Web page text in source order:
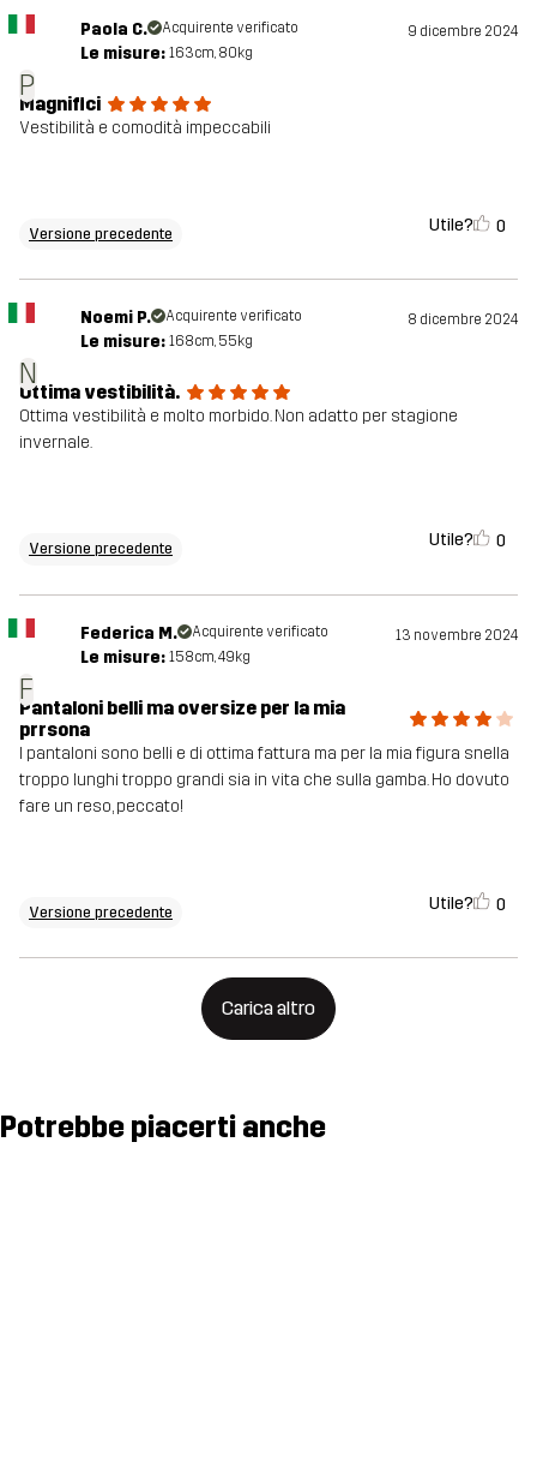
P
Paola C. Acquirente verificato 9 dicembre 2024
Le misure: 163cm, 80kg
Magnifici
Vestibilità e comodità impeccabili
Versione precedente Utile? 0
N
Noemi P. Acquirente verificato 8 dicembre 2024
Le misure: 168cm, 55kg
Ottima vestibilità.
Ottima vestibilità e molto morbido. Non adatto per stagione
invernale.
Versione precedente Utile? 0
F
Federica M. Acquirente verificato 13 novembre 2024
Le misure: 158cm, 49kg
Pantaloni belli ma oversize per la mia
prrsona
I pantaloni sono belli e di ottima fattura ma per la mia figura snella
troppo lunghi troppo grandi sia in vita che sulla gamba. Ho dovuto
fare un reso, peccato!
Versione precedente Utile? 0
Carica altro
Potrebbe piacerti anche